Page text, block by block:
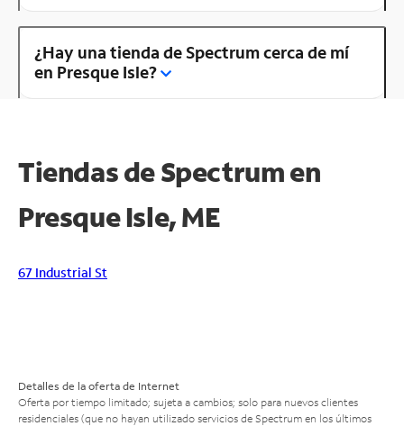
¿Hay una tienda de Spectrum cerca de mí
en Presque Isle?
Tiendas de Spectrum en
Presque Isle, ME
67 Industrial St
Detalles de la oferta de Internet
Oferta por tiempo limitado; sujeta a cambios; solo para nuevos clientes
residenciales (que no hayan utilizado servicios de Spectrum en los últimos